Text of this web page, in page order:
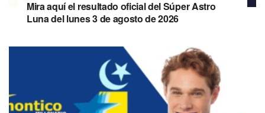
Mira aquí el resultado oficial del Súper Astro
Luna del lunes 3 de agosto de 2026